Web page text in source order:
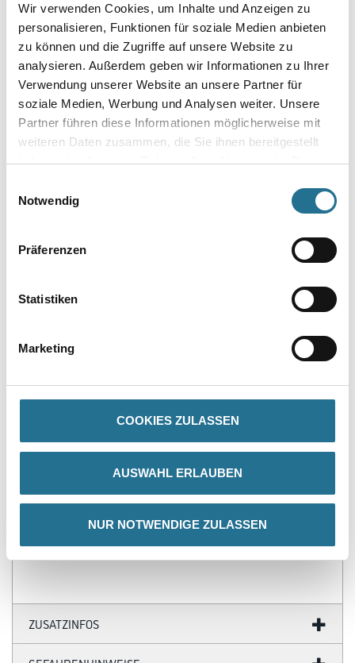
Wir verwenden Cookies, um Inhalte und Anzeigen zu
personalisieren, Funktionen für soziale Medien anbieten
zu können und die Zugriffe auf unsere Website zu
analysieren. Außerdem geben wir Informationen zu Ihrer
Verwendung unserer Website an unsere Partner für
soziale Medien, Werbung und Analysen weiter. Unsere
Partner führen diese Informationen möglicherweise mit
weiteren Daten zusammen, die Sie ihnen bereitgestellt
haben oder die sie im Rahmen Ihrer Nutzung der Dienste
Notwendig
Präferenzen
Statistiken
Marketing
COOKIES ZULASSEN
AUSWAHL ERLAUBEN
NUR NOTWENDIGE ZULASSEN
280x130mm rostfrei
4086-004708
Bitte einloggen, um Preise zu
sehen
100mm Softgriff rostfrei
4086-004718
Bitte einloggen, um Preise zu
sehen
- Gips-Flächenspachtel für Innenanwendungen
- Mineralisch
- Hohe Ergiebigkeit
- Verarbeitung von Hand
- C7/20/2 nach DIN EN 13279-1
Verarbeitungstemp./Luftfeuchte
verarbeiten. Frischen Mörtel und aufgebrachten Putz bis zur
ZUSATZINFOS